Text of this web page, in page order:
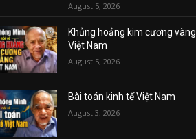
August 5, 2026
Khủng hoảng kim cương vàng
Việt Nam
August 5, 2026
Bài toán kinh tế Việt Nam
August 3, 2026